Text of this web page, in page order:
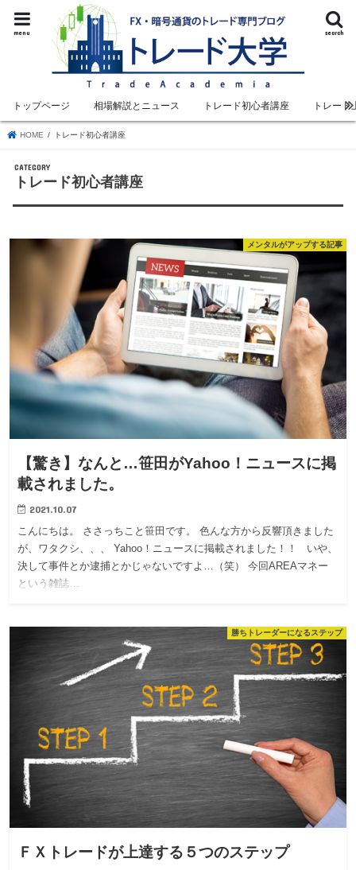
search
menu
トップページ 相場解説とニュース トレード初心者講座 トレード
HOME トレード初心者講座
トレード初心者講座
メンタルがアップする記事
【驚き】なんと…笹田がYahoo！ニュースに掲
載されました。
2021.10.07
こんにちは。 ささっちこと笹田です。 色んな方から反響頂きました
が、ワタクシ、、、 Yahoo！ニュースに掲載されました！！ いや、
決して事件とか逮捕とかじゃないですよ…（笑） 今回AREAマネー
という雑誌…
勝ちトレーダーになるステップ
ＦＸトレードが上達する５つのステップ